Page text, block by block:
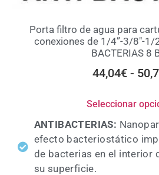
Porta filtro de agua para
conexiones de 1/4”-3/8″-1/
BACTERIAS 8
44,04€ -
Seleccionar
ANTIBACTERIAS:
efecto bacteriostático
de bacterias en el interior
su superficie.